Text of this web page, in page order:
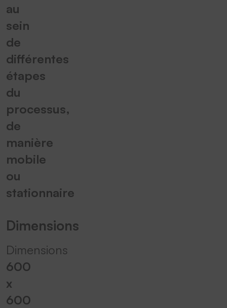
au
sein
de
différentes
étapes
du
processus,
de
manière
mobile
ou
stationnaire
Dimensions
Dimensions
600
x
600